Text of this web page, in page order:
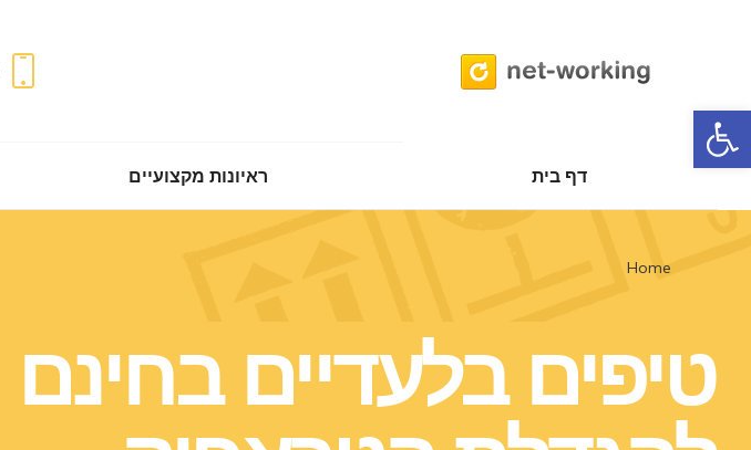
פתח סרגל נגישות
דף בית ראיונות מקצועיים
You are here:
Home
טיפים בלעדיים בחינם